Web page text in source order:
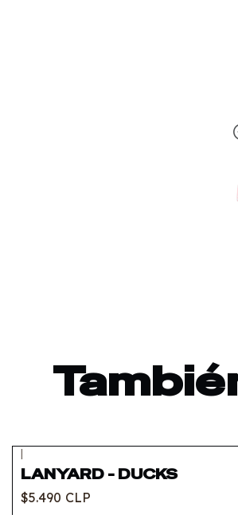
|
LANYARD - DUCKS
$5.490 CLP